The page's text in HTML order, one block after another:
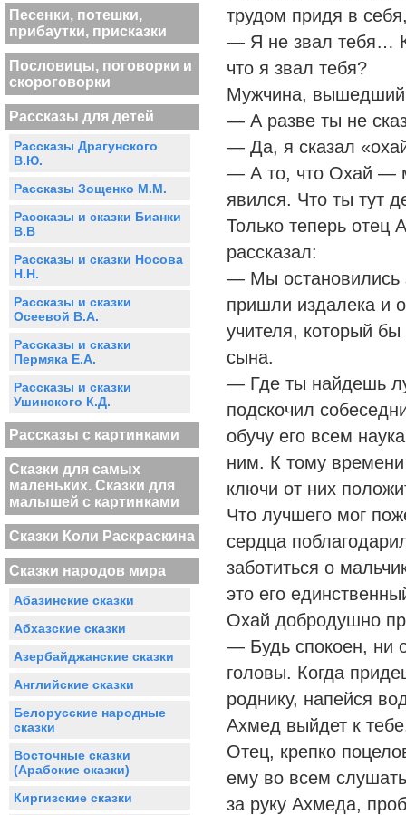
Песенки, потешки,
прибаутки, присказки
Пословицы, поговорки и
скороговорки
Рассказы для детей
Рассказы Драгунского
В.Ю.
Рассказы Зощенко М.М.
Рассказы и сказки Бианки
В.В
Рассказы и сказки Носова
Н.Н.
Рассказы и сказки
Осеевой В.А.
Рассказы и сказки
Пермяка Е.А.
Рассказы и сказки
Ушинского К.Д.
Рассказы с картинками
Сказки для самых
маленьких. Сказки для
малышей с картинками
Сказки Коли Раскраскина
Сказки народов мира
Абазинские сказки
Абхазские сказки
Азербайджанские сказки
Английские сказки
Белорусские народные
сказки
Восточные сказки
(Арабские сказки)
Киргизские сказки
трудом придя в
— Я не звал тебя…
что я звал тебя?
Мужчина, вышедший
— А разве ты не
— Да, я сказал
— А то, что Охай —
явился. Что ты тут
Только теперь отец
рассказал:
— Мы остановились
пришли издалека и
учителя, который
сына.
— Где ты найдешь
подскочил
обучу его всем
ним. К тому
ключи от них
Что лучшего мог
сердца
заботиться о
это его
Охай добродушно
— Будь спокоен, ни
головы. Когда
роднику, напейся
Ахмед выйдет к
Отец, крепко
ему во всем
за руку Ахмеда,